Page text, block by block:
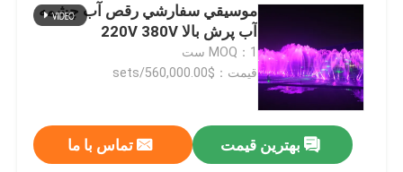
موسيقي سفارشي رقص آب چشمه
آب پرش بالا 220V 380V
MOQ：1 ست
قیمت：$560,000.00/sets
بهترین قیمت تماس با ما